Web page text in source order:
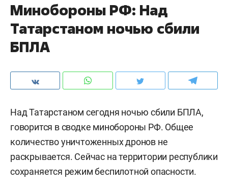
Минобороны РФ: Над
Татарстаном ночью сбили
БПЛА
Над Татарстаном сегодня ночью сбили БПЛА,
говорится в сводке минобороны РФ. Общее
количество уничтоженных дронов не
раскрывается. Сейчас на территории республики
сохраняется режим беспилотной опасности.